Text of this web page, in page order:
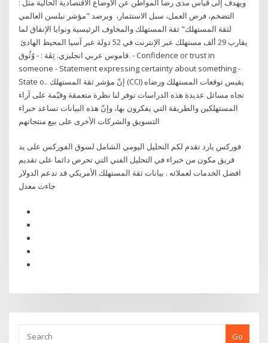
ويهدف إلى قياس مدى رضا المواطن عن الأوضاع الاقتصادية الحالية مثل :
التضخم، فرص العمل، سبل الاستثمار، ويرصد "مؤشر نيلسن العالمي
لثقة المستهلك" ثقة المستهلك والمخاوف الرئيسية ونوايا الإنفاق لما
يقارب 29 ألف مستهلك عبر الإنترنت في 52 دولة عبر آسيا المحيط الهادئ
قاموس عربي انجليزي. ثِقَة : - وُثُوق. - Confidence or trust in
someone - Statement expressing certainty about something -
State o.. إنّ مؤشر ثقة المستهلك (CCI) يقيس توقعات المستهلك ورضاه
تجاه مسائل عديدة هذه الدراسات توفر لنا نظرة متعمقة وقيّمة على آراء
المستهلكين والطريقة التي يفكرون بها، وإنّ هذه البيانات تساعد خبراء
التسويق والشركات الأخرى على بيع منتجاتهم
فوركس يارد تقدم لكم التحليل اليومي الشامل لسوق الفوركس على يد
فريق مكون من خبراء في التحليل الفني التي تحرص دائما على تقديم
افضل الخدمات لعملائه . بيانات ثقة المستهلك الأمريكي قد تدعم الدولار
جاءت معدل
Go